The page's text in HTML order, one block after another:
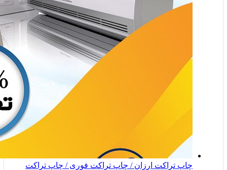
چاپ تراکت ارزان / چاپ تراکت فوری / چاپ تراکت